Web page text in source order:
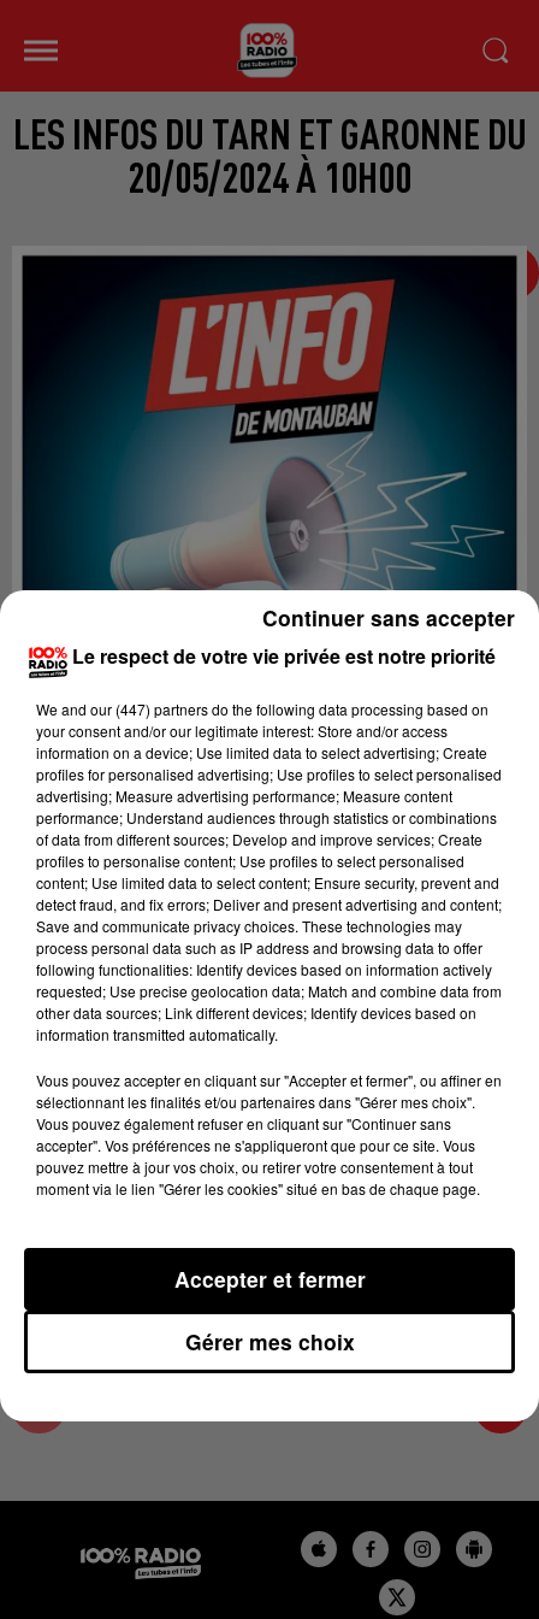
LES INFOS DU TARN ET GARONNE DU
20/05/2024 À 10H00
Lecture (2 min 24 sec)
100%
100% Radio les infos du Tarn et Garonne
20 mai 2024 - 2 min 24 sec
LES INFOS DU TARN ET GARONNE DU
20/05/2024 À 10H00
Podcasts infos du Tarn et Garonne
Le respect de votre vie privée est notre priorité
We and our (447) partnersdo the following data processing based on
your consent and/or our legitimate interest: Store and/or access
information on a device; Use limited data to select advertising; Create
profiles for personalised advertising; Use profiles to select personalised
advertising; Measure advertising performance; Measure content
performance; Understand audiences through statistics or combinations
of data from different sources; Develop and improve services; Create
profiles to personalise content; Use profiles to select personalised
content; Use limited data to select content; Ensure security, prevent and
detect fraud, and fix errors; Deliver and present advertising and content;
Save and communicate privacy choices. These technologies may
process personal data such as IP address and browsing data to offer
following functionalities: Identify devices based on information actively
requested; Use precise geolocation data; Match and combine data from
other data sources; Link different devices; Identify devices based on
information transmitted automatically.
Vous pouvez accepter en cliquant sur "Accepter et fermer", ou affiner en
sélectionnant les finalités et/ou partenaires dans "Gérer mes choix".
Vous pouvez également refuser en cliquant sur "Continuer sans
accepter". Vos préférences ne s'appliqueront que pour ce site. Vous
pouvez mettre à jour vos choix, ou retirer votre consentement à tout
moment via le lien "Gérer les cookies" situé en bas de chaque page.
Gérer mes choix
Accepter et fermer
Continuer sans accepter